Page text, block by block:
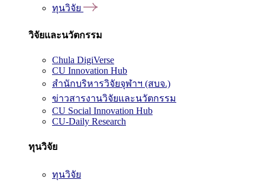
ทุนวิจัย
วิจัยและนวัตกรรม
Chula DigiVerse
CU Innovation Hub
สำนักบริหารวิจัยจุฬาฯ (สบจ.)
ข่าวสารงานวิจัยและนวัตกรรม
CU Social Innovation Hub
CU-Daily Research
ทุนวิจัย
ทุนวิจัย